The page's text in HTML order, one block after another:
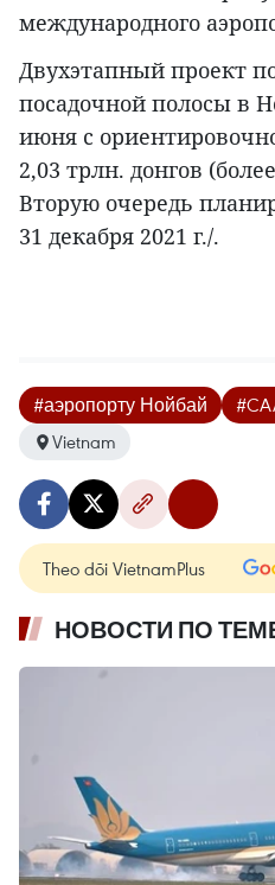
международного
Двухэтапный проект
посадочной полосы в
июня с
2,03 трлн. донгов
Вторую очередь
31 декабря 2021 г./.
#аэропорту Нойбай
Vietnam
Theo dõi VietnamPlus
НОВОСТИ ПО